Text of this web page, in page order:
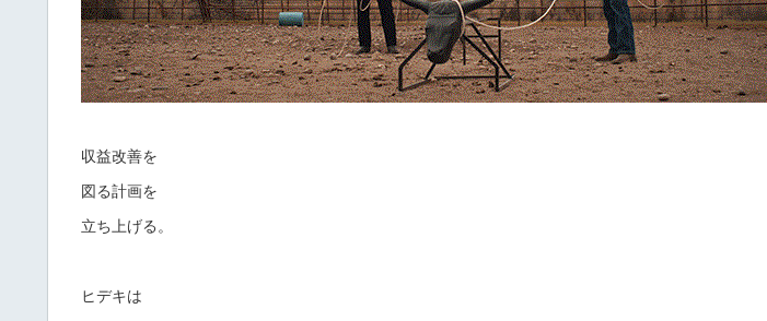
収益改善を
図る計画を
立ち上げる。
ヒデキは